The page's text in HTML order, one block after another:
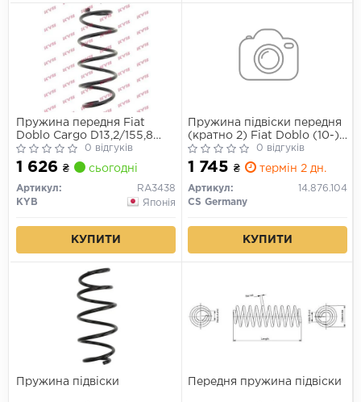
Пружина передня Fiat
Doblo Cargo D13,2/155,8
L374 L/R
0 відгуків
1 626 ₴ сьогодні
Артикул:
RA3438
KYB
Японія
КУПИТИ
Пружина підвіски передня
(кратно 2) Fiat Doblo (10-)
(14.876.104) CS Germany
0 відгуків
1 745 ₴ термін 2 дн.
Артикул:
14.876.104
CS Germany
КУПИТИ
Пружина підвіски Передня пружина підвіски